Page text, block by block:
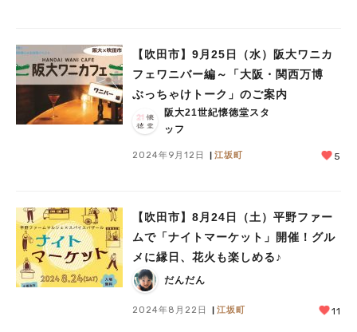
【吹田市】9月25日（水）阪大ワニカ
フェワニバー編～「大阪・関西万博
ぶっちゃけトーク」のご案内
阪大21世紀懐徳堂スタ
ッフ
2024年9月12日 江坂町 5
【吹田市】8月24日（土）平野ファー
ムで「ナイトマーケット」開催！グル
メに縁日、花火も楽しめる♪
だんだん
2024年8月22日 江坂町 11